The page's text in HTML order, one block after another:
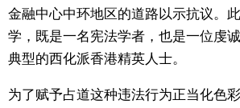
金融中心中环地区的道路以示抗议。
学，既是一名宪法学者，也是一位虔
典型的西化派香港精英人士。
为了赋予占道这种违法行为正当化色